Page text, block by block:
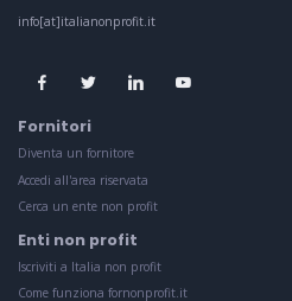
info[at]italianonprofit.it
Fornitori
Diventa un fornitore
Accedi all'area riservata
Cerca un ente non profit
Enti non profit
Iscriviti a Italia non profit
Come funziona fornonprofit.it